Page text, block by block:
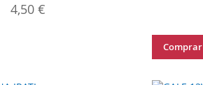
4,50 €
Comprar